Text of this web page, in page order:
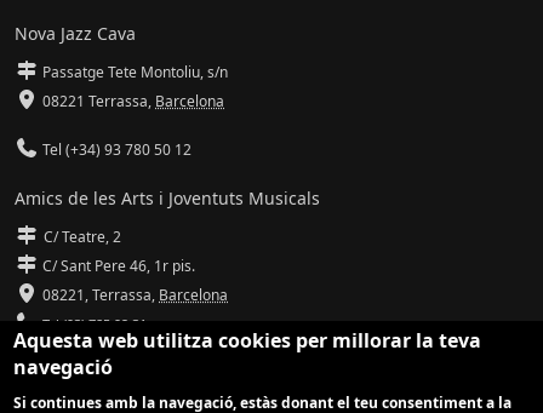
Nova Jazz Cava
Passatge Tete Montoliu, s/n
08221 Terrassa, Barcelona
Tel (+34) 93 780 50 12
Amics de les Arts i Joventuts Musicals
C/ Teatre, 2
C/ Sant Pere 46, 1r pis.
08221,Terrassa, Barcelona
Tel (93) 785 92 31
info@amicsdelesarts-jjmm.cat
Aquesta web utilitza cookies per millorar la teva
navegació
Si continues amb la navegació, estàs donant el teu consentiment a la